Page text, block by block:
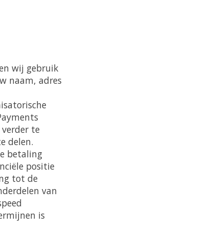
wij gebruik
naam, adres
te
delen.
betaling
positie
tot de
van
is